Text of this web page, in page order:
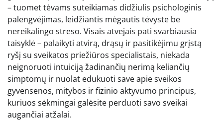
– tuomet tėvams suteikiamas didžiulis psichologinis
palengvėjimas, leidžiantis mėgautis tėvyste be
nereikalingo streso. Visais atvejais pati svarbiausia
taisyklė – palaikyti atvirą, drąsų ir pasitikėjimu grįstą
ryšį su sveikatos priežiūros specialistais, niekada
neignoruoti intuiciją žadinančių nerimą keliančių
simptomų ir nuolat edukuoti save apie sveikos
gyvensenos, mitybos ir fizinio aktyvumo principus,
kuriuos sėkmingai galėsite perduoti savo sveikai
augančiai atžalai.